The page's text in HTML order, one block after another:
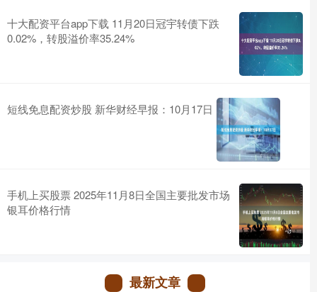
十大配资平台app下载 11月20日冠宇转债下跌
0.02%，转股溢价率35.24%
短线免息配资炒股 新华财经早报：10月17日
手机上买股票 2025年11月8日全国主要批发市场
银耳价格行情
最新文章